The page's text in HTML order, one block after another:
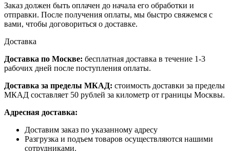
Заказ должен быть оплачен до начала его обработки и
отправки. После получения оплаты, мы быстро свяжемся с
вами, чтобы договориться о доставке.
Доставка
Доставка по Москве: бесплатная доставка в течение 1-3
рабочих дней после поступления оплаты.
Доставка за пределы МКАД: стоимость доставки за пределы
МКАД составляет 50 рублей за километр от границы Москвы.
Адресная доставка:
Доставим заказ по указанному адресу
Разгрузка и подъем товаров осуществляются нашими
сотрудниками.